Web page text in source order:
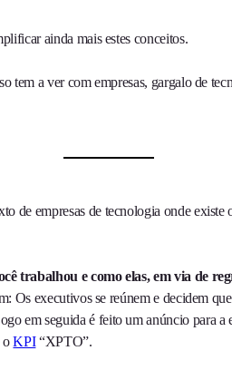
ainda mais estes conceitos.
tem a ver com empresas, gargalo de
de empresas de tecnologia onde existe
trabalhou e como elas, em via de
Os executivos se reúnem e decidem
em seguida é feito um anúncio para a
oKPI“XPTO”.